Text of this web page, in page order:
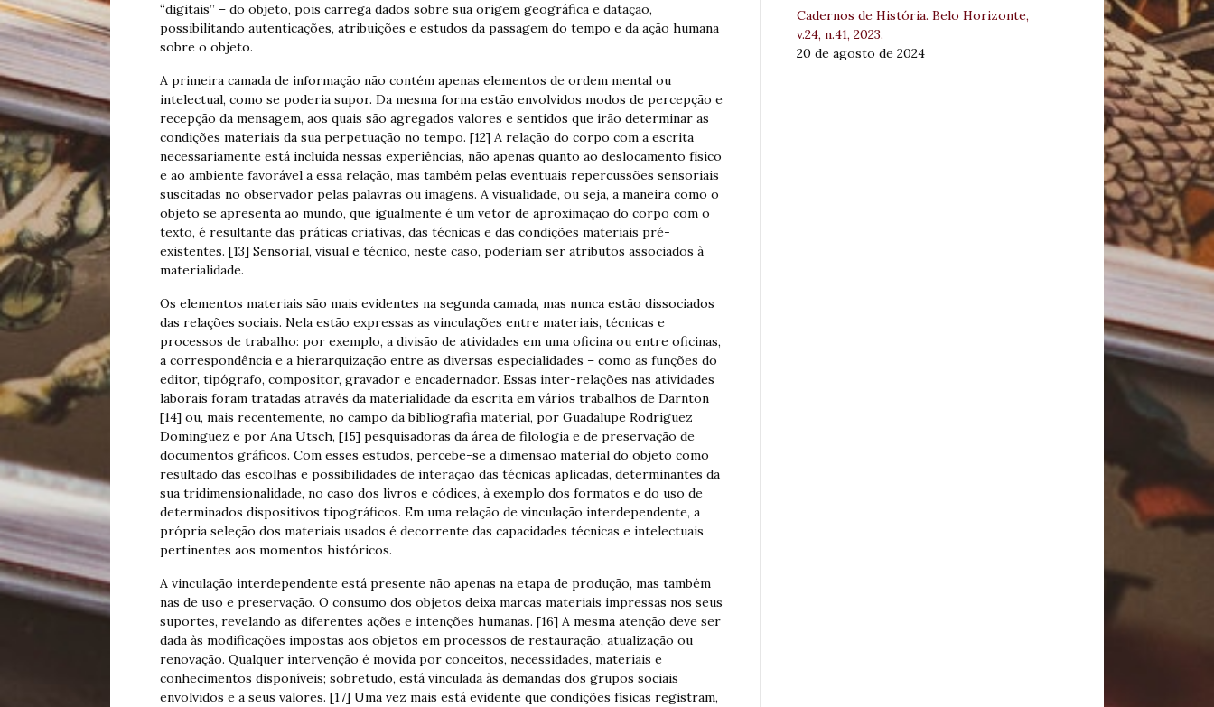
“digitais” – do objeto, pois carrega dados sobre sua origem geográfica e datação,
possibilitando autenticações, atribuições e estudos da passagem do tempo e da ação humana
sobre o objeto.
A primeira camada de informação não contém apenas elementos de ordem mental ou
intelectual, como se poderia supor. Da mesma forma estão envolvidos modos de percepção e
recepção da mensagem, aos quais são agregados valores e sentidos que irão determinar as
condições materiais da sua perpetuação no tempo. [12] A relação do corpo com a escrita
necessariamente está incluída nessas experiências, não apenas quanto ao deslocamento físico
e ao ambiente favorável a essa relação, mas também pelas eventuais repercussões sensoriais
suscitadas no observador pelas palavras ou imagens. A visualidade, ou seja, a maneira como o
objeto se apresenta ao mundo, que igualmente é um vetor de aproximação do corpo com o
texto, é resultante das práticas criativas, das técnicas e das condições materiais pré-
existentes. [13] Sensorial, visual e técnico, neste caso, poderiam ser atributos associados à
materialidade.
Os elementos materiais são mais evidentes na segunda camada, mas nunca estão dissociados
das relações sociais. Nela estão expressas as vinculações entre materiais, técnicas e
processos de trabalho: por exemplo, a divisão de atividades em uma oficina ou entre oficinas,
a correspondência e a hierarquização entre as diversas especialidades – como as funções do
editor, tipógrafo, compositor, gravador e encadernador. Essas inter-relações nas atividades
laborais foram tratadas através da materialidade da escrita em vários trabalhos de Darnton
[14] ou, mais recentemente, no campo da bibliografia material, por Guadalupe Rodriguez
Dominguez e por Ana Utsch, [15] pesquisadoras da área de filologia e de preservação de
documentos gráficos. Com esses estudos, percebe-se a dimensão material do objeto como
resultado das escolhas e possibilidades de interação das técnicas aplicadas, determinantes da
sua tridimensionalidade, no caso dos livros e códices, à exemplo dos formatos e do uso de
determinados dispositivos tipográficos. Em uma relação de vinculação interdependente, a
própria seleção dos materiais usados é decorrente das capacidades técnicas e intelectuais
pertinentes aos momentos históricos.
A vinculação interdependente está presente não apenas na etapa de produção, mas também
nas de uso e preservação. O consumo dos objetos deixa marcas materiais impressas nos seus
suportes, revelando as diferentes ações e intenções humanas. [16] A mesma atenção deve ser
dada às modificações impostas aos objetos em processos de restauração, atualização ou
renovação. Qualquer intervenção é movida por conceitos, necessidades, materiais e
conhecimentos disponíveis; sobretudo, está vinculada às demandas dos grupos sociais
envolvidos e a seus valores. [17] Uma vez mais está evidente que condições físicas registram,
Cadernos de História. Belo Horizonte,
v.24, n.41, 2023.
20 de agosto de 2024